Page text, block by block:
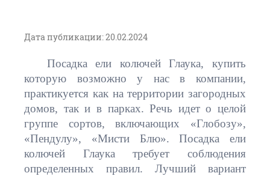
Дата публикации: 20.02.2024
Посадка ели колючей Глаука, купить
которую возможно у нас в компании,
практикуется как на территории загородных
домов, так и в парках. Речь идет о целой
группе сортов, включающих «Глобозу»,
«Пендулу», «Мисти Блю». Посадка ели
колючей Глаука требует соблюдения
определенных правил. Лучший вариант